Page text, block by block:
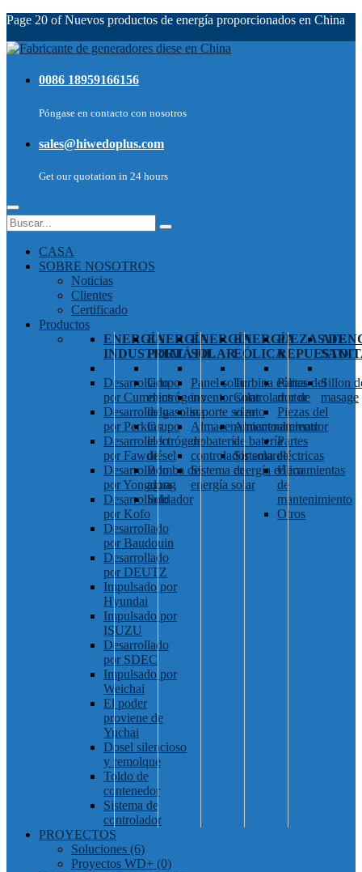
Page 20 of Nuevos productos de energía proporcionados en China
0086 18959166156
Póngase en contacto con nosotros
sales@hiwedoplus.com
Get our quotation in 24 hours
CASA
SOBRE NOSOTROS
Noticias
Clientes
Certificado
Productos
ENERGÍA
INDUSTRIAL
Desarrollado
por Cummins
Desarrollado
por Perkins
Desarrollado
por Fawde
Desarrollado
por Yongdong
Desarrollado
por Kofo
Desarrollado
por Baudouin
Desarrollado
por DEUTZ
Impulsado por
Hyundai
Impulsado por
ISUZU
Desarrollado
por SDEC
Impulsado por
Weichai
El poder
proviene de
Yuchai
Dosel silencioso
y remolque
Toldo de
contenedor
Sistema de
controlador
ENERGÍA
PORTÁTIL
Grupo
electrógeno
de gasolina
Grupo
electrógeno
diésel
Bomba de
agua
Soldador
ENERGÍA
SOLAR
Panel solar
inventor solar
soporte solar
Almacenamiento
de batería
controlador solar
Sistema de
energía solar
ENERGÍA
EÓLICA
Turbina eólica
Controlador de
viento
Almacenamiento
de batería
Sistema de
energía eólica
PIEZAS DE
REPUESTO
Partes del
motor
Piezas del
alternador
Partes
eléctricas
Herramientas
de
mantenimiento
Otros
Sillon
masage
PROYECTOS
Soluciones (6)
Proyectos WD+ (0)